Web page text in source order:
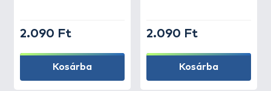
2.090 Ft
Kosárba
2.090 Ft
Kosárba